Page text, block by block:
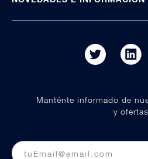
Manténte informado de
y ofertas